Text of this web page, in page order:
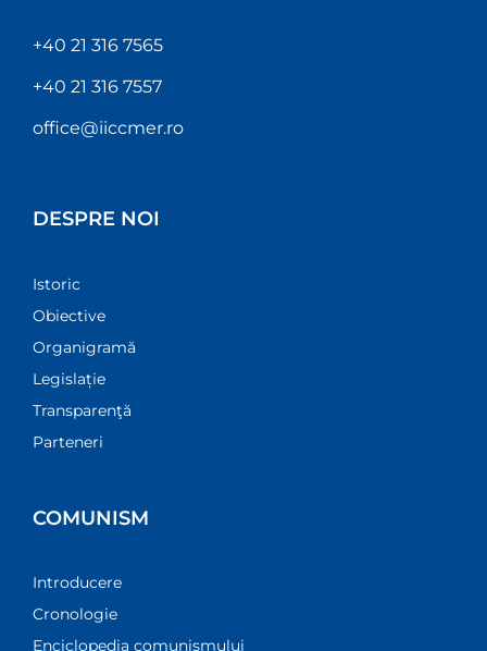
+40 21 316 7565
+40 21 316 7557
office@iiccmer.ro
DESPRE NOI
Istoric
Obiective
Organigramă
Legislație
Transparenţă
Parteneri
COMUNISM
Introducere
Cronologie
Enciclopedia comunismului